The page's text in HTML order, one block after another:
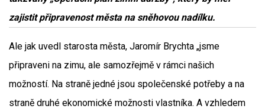
zajistit připravenost města na sněhovou nadílku.
Ale jak uvedl starosta města, Jaromír Brychta „jsme
připraveni na zimu, ale samozřejmě v rámci našich
možností. Na straně jedné jsou společenské potřeby a na
straně druhé ekonomické možnosti vlastníka. A vzhledem